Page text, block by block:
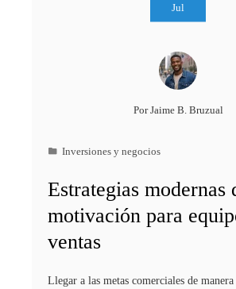
Jul
PorJaime B. Bruzual
Inversiones y negocios
Estrategias modernas
motivación para
ventas
Llegar a las metas comerciales de